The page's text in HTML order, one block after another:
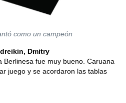
como un campeón
Dmitry
Berlinesa fue muy bueno. Caruana
juego y se acordaron las tablas